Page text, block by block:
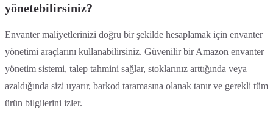
yönetebilirsiniz?
Envanter maliyetlerinizi doğru bir şekilde hesaplamak için envanter
yönetimi araçlarını kullanabilirsiniz. Güvenilir bir Amazon envanter
yönetim sistemi, talep tahmini sağlar, stoklarınız arttığında veya
azaldığında sizi uyarır, barkod taramasına olanak tanır ve gerekli tüm
ürün bilgilerini izler.